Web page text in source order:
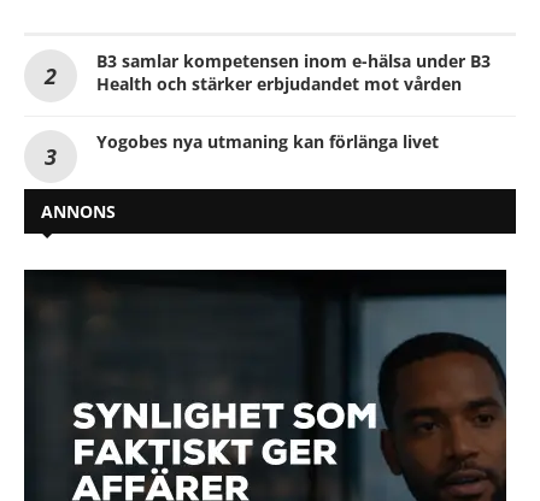
B3 samlar kompetensen inom e-hälsa under B3
Health och stärker erbjudandet mot vården
Yogobes nya utmaning kan förlänga livet
ANNONS